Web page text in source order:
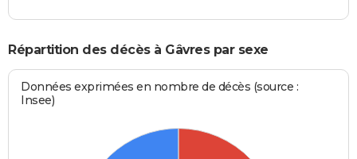
Répartition des décès à Gâvres par sexe
Données exprimées en nombre de décès (source :
Insee)